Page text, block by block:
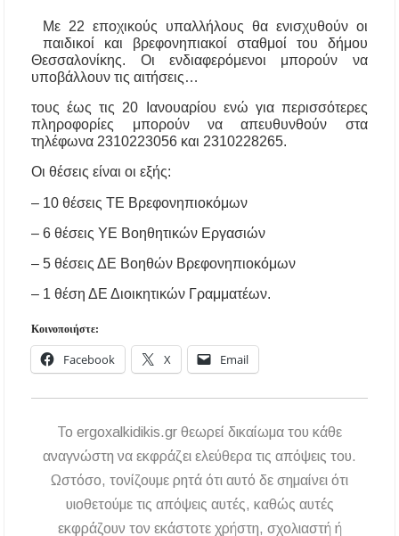
Προποντίδας
Δήμος Κασσάνδρας: Εντός μικροβιολογικών
ορίων το νερό στη Σίβηρη – Τέλος η
προληπτική απαγόρευση χρήσης
Ιερά Πανήγυρις: Κοιμήσεως Θεοτόκου
ΥΓΙΑΙΝΕΙΝ: Δωρεάν προληπτικές εξετάσεις
μέσω του προγράμματος «ΠΡΟΛΑΜΒΑΝΩ»
έως το 2030
Σίβηρη Χαλκιδικής: Απαγόρευση χρήσης του
νερού για πόση μετά από μικροβιολογική
επιβάρυνση
Χαλκιδική: Οι ουρές στα σύνορα των Ευζώνων
«φρενάρουν» τον τουρισμό – Πολύωρη αναμονή
και απώλειες στις κρατήσεις
των σταφυλιών που ευλογούνται στις εκκλησίες
Μουσική Εκδήλωση της Φιλαρμονικής
Μεγάλης Παναγίας
Πτώση στις τιμές των καυσίμων: Κάτω από τα
Με 22 εποχικούς υπαλλήλους θα ενισχυθούν οι
παιδικοί και βρεφονηπιακοί σταθμοί του δήμου
Θεσσαλονίκης. Οι ενδιαφερόμενοι μπορούν να
υποβάλλουν τις αιτήσεις…
τους έως τις 20 Ιανουαρίου ενώ για περισσότερες
πληροφορίες μπορούν να απευθυνθούν στα
τηλέφωνα 2310223056 και 2310228265.
Οι θέσεις είναι οι εξής:
– 10 θέσεις ΤΕ Βρεφονηπιοκόμων
– 6 θέσεις ΥΕ Βοηθητικών Εργασιών
– 5 θέσεις ΔΕ Βοηθών Βρεφονηπιοκόμων
– 1 θέση ΔΕ Διοικητικών Γραμματέων.
Κοινοποιήστε:
Facebook X Email
To ergoxalkidikis.gr θεωρεί δικαίωμα του κάθε
αναγνώστη να εκφράζει ελεύθερα τις απόψεις του.
Ωστόσο, τονίζουμε ρητά ότι αυτό δε σημαίνει ότι
υιοθετούμε τις απόψεις αυτές, καθώς αυτές
εκφράζουν τον εκάστοτε χρήστη, σχολιαστή ή